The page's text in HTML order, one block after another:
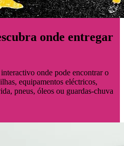
onde entregar
onde pode encontrar o
equipamentos eléctricos,
pneus, óleos ou guardas-chuva